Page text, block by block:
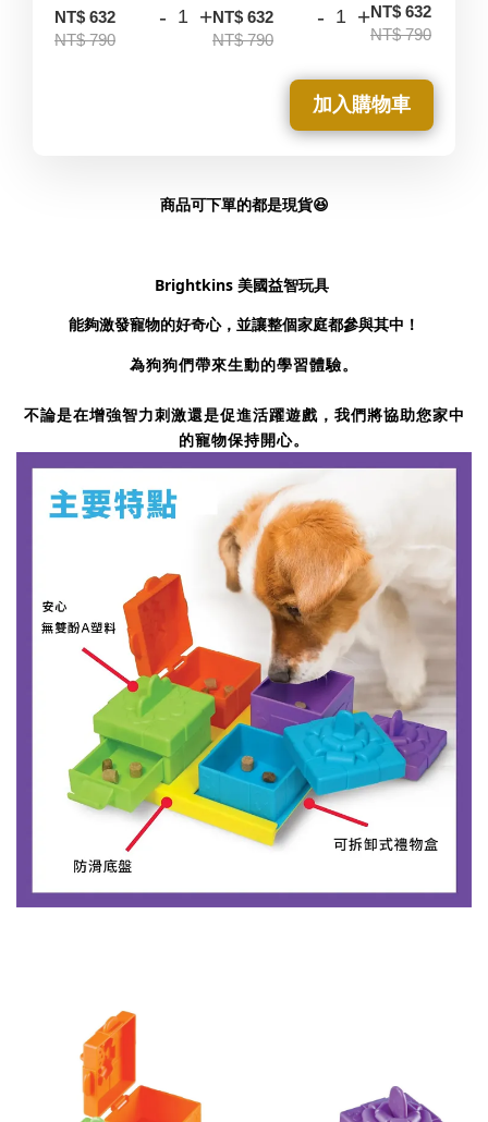
NT$ 632
NT$ 790
- +NT$ 632
NT$ 790
- +NT$ 632
NT$ 790
加入購物車
商品可下單的都是現貨😆
Brightkins 美國益智玩具
能夠激發寵物的好奇心，並讓整個家庭都參與其中！
為狗狗們帶來生動的學習體驗。
不論是在增強智力刺激還是促進活躍遊戲，我們將協助您家中
的寵物保持開心。